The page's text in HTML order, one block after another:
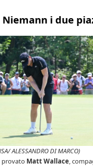
Niemann i due
ALESSANDRO DI MARCO)
provato Matt Wallace,